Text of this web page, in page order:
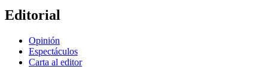
Editorial
Opinión
Espectáculos
Carta al editor